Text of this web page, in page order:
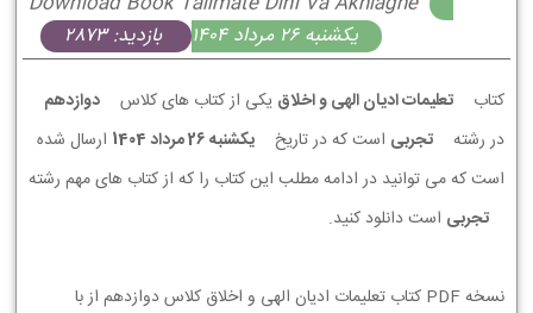
يكشنبه 26 مرداد 1404
بازدید: 2873
کتاب تعلیمات ادیان الهی و اخلاق یکی از کتاب های کلاس
دوازدهم
در رشته
تجربی است که در تاریخ يكشنبه 26 مرداد 1404
ارسال شده
است که می توانید در ادامه مطلب این کتاب را که از کتاب های مهم رشته
تجربی است دانلود کنید.
نسخه PDF کتاب تعلیمات ادیان الهی و اخلاق کلاس دوازدهم از با